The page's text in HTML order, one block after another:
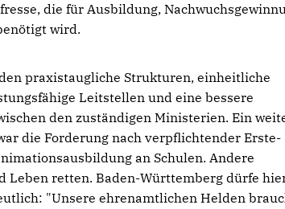
die für Ausbildung,
wird.
praxistaugliche Strukturen, einheitliche
Leitstellen und eine bessere
den zuständigen Ministerien. Ein
die Forderung nach verpflichtender Erste-
an Schulen. Andere
Leben retten. Baden-Württemberg dürfe
"Unsere ehrenamtlichen Helden